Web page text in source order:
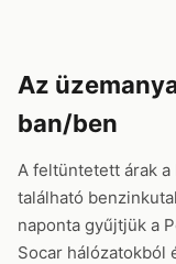
Az
ban/ben
A feltüntetett árak
található
naponta gyűjtjük a
Socar hálózatokból